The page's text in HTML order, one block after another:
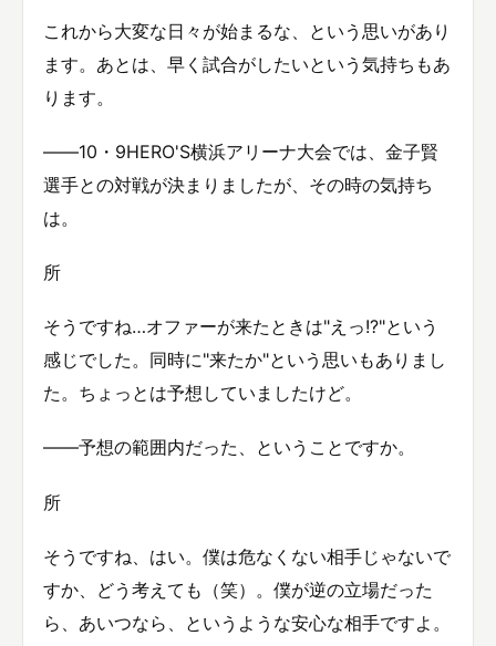
これから大変な日々が始まるな、という思いがあり
ます。あとは、早く試合がしたいという気持ちもあ
ります。
――10・9HERO'S横浜アリーナ大会では、金子賢
選手との対戦が決まりましたが、その時の気持ち
は。
所
そうですね…オファーが来たときは"えっ!?"という
感じでした。同時に"来たか"という思いもありまし
た。ちょっとは予想していましたけど。
――予想の範囲内だった、ということですか。
所
そうですね、はい。僕は危なくない相手じゃないで
すか、どう考えても（笑）。僕が逆の立場だった
ら、あいつなら、というような安心な相手ですよ。